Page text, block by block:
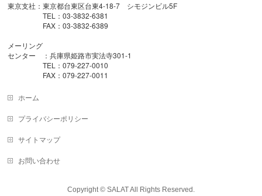
東京支社：東京都台東区台東4-18-7 シモジンビル5F
TEL：03-3832-6381
FAX：03-3832-6389
メーリング
センター ：兵庫県姫路市実法寺301-1
TEL：079-227-0010
FAX：079-227-0011
ホーム
プライバシーポリシー
サイトマップ
お問い合わせ
Copyright © SALAT All Rights Reserved.